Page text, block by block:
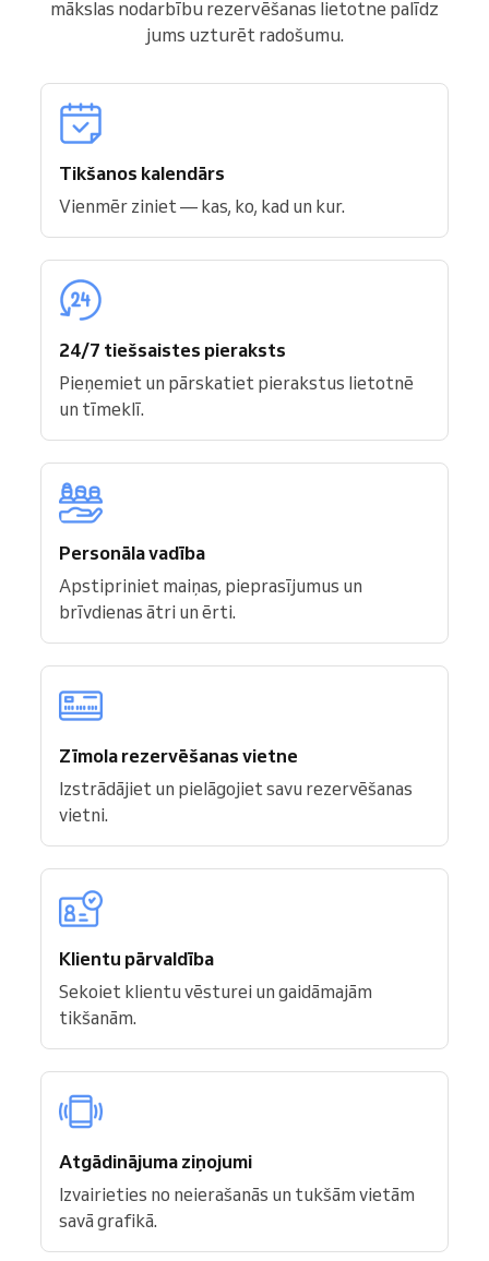
mākslas nodarbību rezervēšanas lietotne palīdz
jums uzturēt radošumu.
Tikšanos kalendārs
Vienmēr ziniet — kas, ko, kad un kur.
24/7 tiešsaistes pieraksts
Pieņemiet un pārskatiet pierakstus lietotnē
un tīmeklī.
Personāla vadība
Apstipriniet maiņas, pieprasījumus un
brīvdienas ātri un ērti.
Zīmola rezervēšanas vietne
Izstrādājiet un pielāgojiet savu rezervēšanas
vietni.
Klientu pārvaldība
Sekoiet klientu vēsturei un gaidāmajām
tikšanām.
Atgādinājuma ziņojumi
Izvairieties no neierašanās un tukšām vietām
savā grafikā.